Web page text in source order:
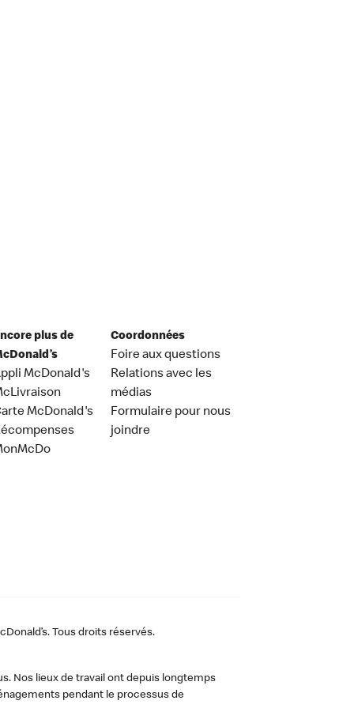
plus de
McDonald's
McDonald's
Coordonnées
Foire aux questions
Relations avec les
médias
Formulaire pour nous
joindre
Tous droits réservés.
Nos lieux de travail ont depuis longtemps
pendant le processus de